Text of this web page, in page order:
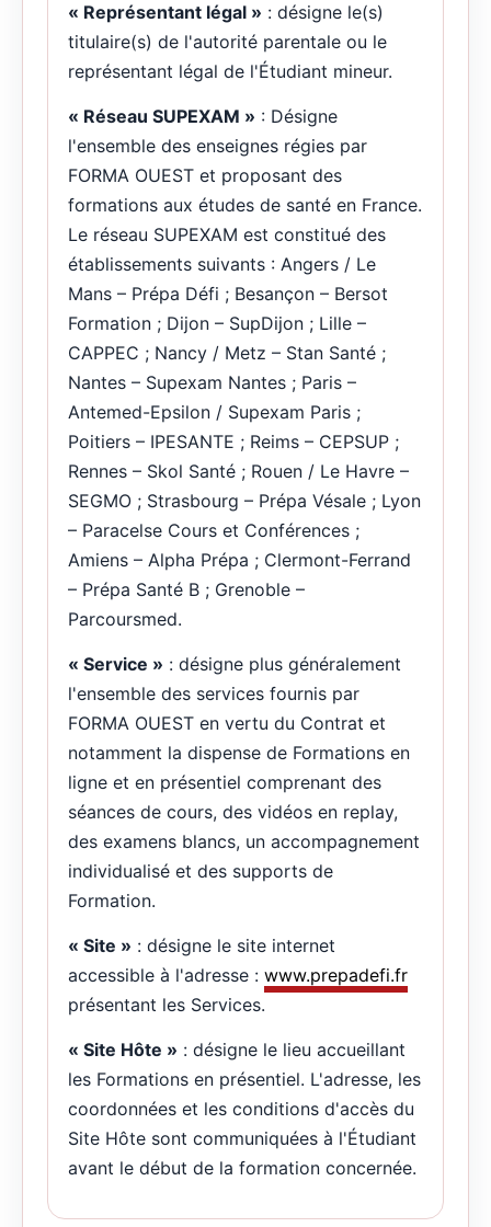
« Représentant légal » : désigne le(s)
titulaire(s) de l'autorité parentale ou le
représentant légal de l'Étudiant mineur.
« Réseau SUPEXAM » : Désigne
l'ensemble des enseignes régies par
FORMA OUEST et proposant des
formations aux études de santé en France.
Le réseau SUPEXAM est constitué des
établissements suivants : Angers / Le
Mans – Prépa Défi ; Besançon – Bersot
Formation ; Dijon – SupDijon ; Lille –
CAPPEC ; Nancy / Metz – Stan Santé ;
Nantes – Supexam Nantes ; Paris –
Antemed-Epsilon / Supexam Paris ;
Poitiers – IPESANTE ; Reims – CEPSUP ;
Rennes – Skol Santé ; Rouen / Le Havre –
SEGMO ; Strasbourg – Prépa Vésale ; Lyon
– Paracelse Cours et Conférences ;
Amiens – Alpha Prépa ; Clermont-Ferrand
– Prépa Santé B ; Grenoble –
Parcoursmed.
« Service » : désigne plus généralement
l'ensemble des services fournis par
FORMA OUEST en vertu du Contrat et
notamment la dispense de Formations en
ligne et en présentiel comprenant des
séances de cours, des vidéos en replay,
des examens blancs, un accompagnement
individualisé et des supports de
Formation.
« Site » : désigne le site internet
accessible à l'adresse : www.prepadefi.fr
présentant les Services.
« Site Hôte » : désigne le lieu accueillant
les Formations en présentiel. L'adresse, les
coordonnées et les conditions d'accès du
Site Hôte sont communiquées à l'Étudiant
avant le début de la formation concernée.